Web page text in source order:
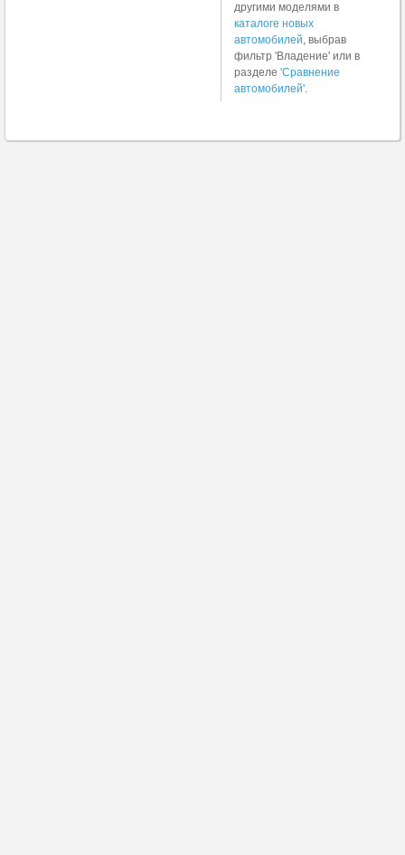
другими моделями в
каталоге новых
автомобилей, выбрав
фильтр 'Владение' или в
разделе 'Сравнение
автомобилей'.